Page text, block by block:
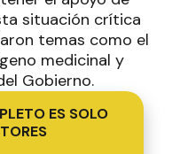
situación crítica
temas como el
medicinal y
Gobierno.
ES SOLO